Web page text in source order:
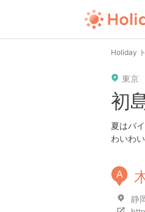
Holiday
東京
初
夏はバ
わいわ
A
静